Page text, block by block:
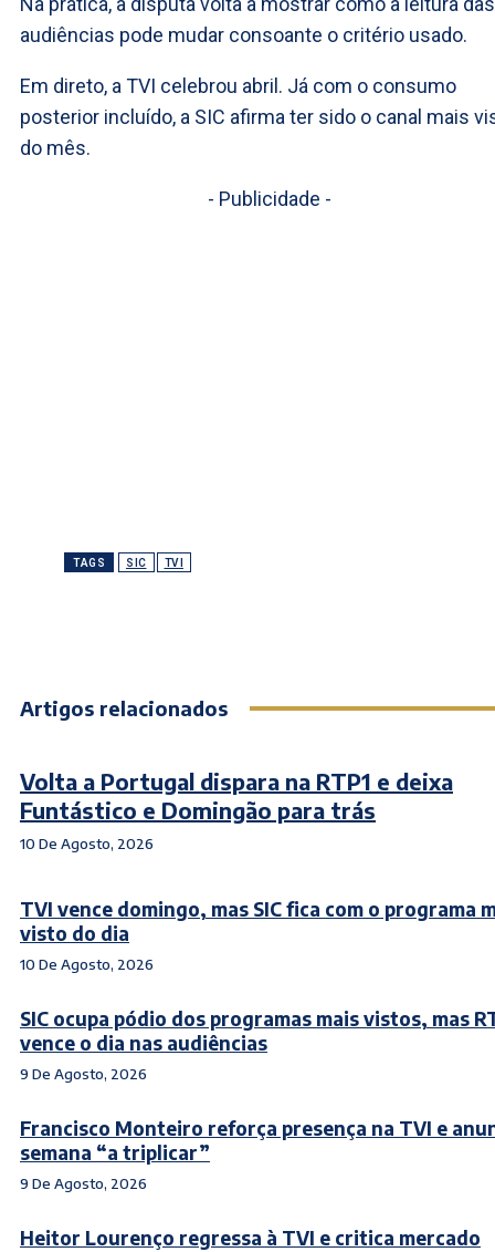
audiências pode mudar consoante o critério usado.
Em direto, a TVI celebrou abril. Já com o consumo
posterior incluído, a SIC afirma ter sido o canal mais
do mês.
- Publicidade -
TAGS SIC TVI
Artigos relacionados
Volta a Portugal dispara na RTP1 e deixa
Funtástico e Domingão para trás
10 De Agosto, 2026
TVI vence domingo, mas SIC fica com o programa
visto do dia
10 De Agosto, 2026
SIC ocupa pódio dos programas mais vistos, mas
vence o dia nas audiências
9 De Agosto, 2026
Francisco Monteiro reforça presença na TVI e
semana “a triplicar”
9 De Agosto, 2026
Heitor Lourenço regressa à TVI e critica mercado